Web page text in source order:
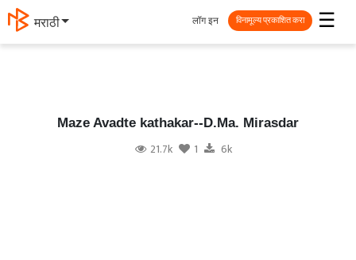
मराठी ☰
लॉग इन विनामूल्य प्रकाशित करा
Maze Avadte kathakar--D.Ma. Mirasdar
21.7k 1 6k